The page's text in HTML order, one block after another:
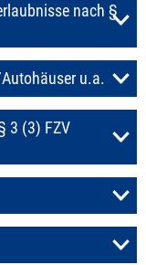
nach §
u.a.
3 (3) FZV